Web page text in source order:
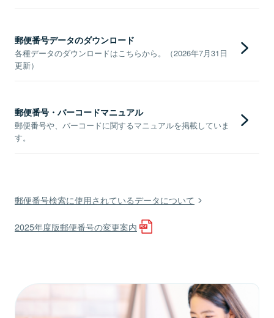
郵便番号データのダウンロード
各種データのダウンロードはこちらから。（2026年7月31日
更新）
郵便番号・バーコードマニュアル
郵便番号や、バーコードに関するマニュアルを掲載していま
す。
郵便番号検索に使用されているデータについて
2025年度版郵便番号の変更案内